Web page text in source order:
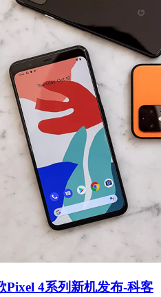
Pixel 4系列新机发布-科客